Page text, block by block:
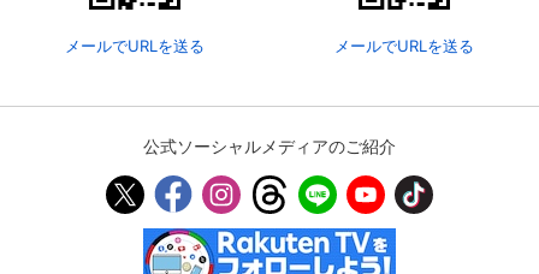
メールでURLを送る メールでURLを送る
公式ソーシャルメディアのご紹介